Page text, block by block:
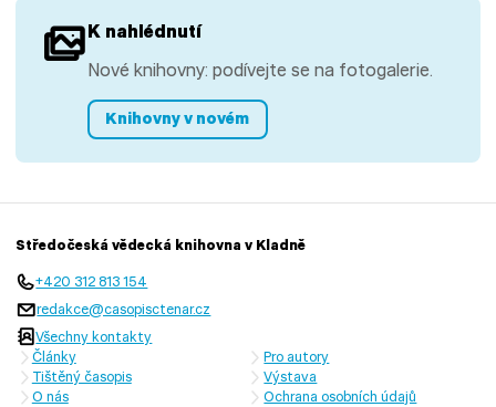
K nahlédnutí
Nové knihovny: podívejte se na fotogalerie.
Knihovny v novém
Středočeská vědecká knihovna v Kladně
+420 312 813 154
redakce@casopisctenar.cz
Všechny kontakty
Články
Tištěný časopis
O nás
Pro autory
Výstava
Ochrana osobních údajů